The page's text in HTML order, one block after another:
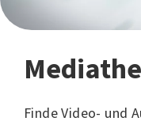
Finde Video- und